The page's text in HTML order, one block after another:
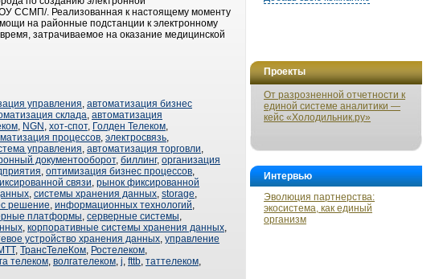
Проекты
От разрозненной отчетности к
единой системе аналитики —
кейс «Холодильник.ру»
Интервью
Эволюция партнерства:
экосистема, как единый
организм
ССМП/. Реализованная к настоящему моменту
на районные подстанции к электронному
затрачиваемое на оказание медицинской
управления, автоматизация бизнес
склада, автоматизация
, NGN , хот-спот, Голден Телеком,
процессов, электросвязь,
управления, автоматизация торговли,
документооборот, биллинг, организация
, оптимизация бизнес процессов,
связи, рынок фиксированной
, системы хранения данных, storage,
решение, информационных технологий,
платформы, серверные системы,
, корпоративные системы хранения данных,
устройство хранения данных, управление
, ТрансТелеКом, Ростелеком,
телеком, волгателеком, j, fttb, таттелеком,